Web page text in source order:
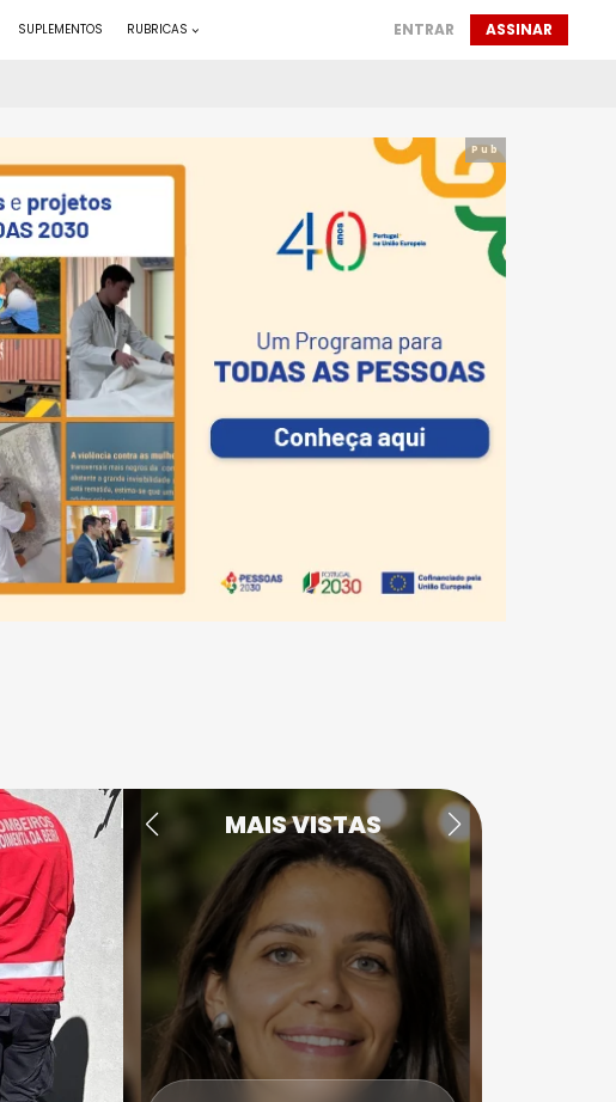
SUPLEMENTOS RUBRICAS ENTRAR ASSINAR
Pub
MAIS VISTAS